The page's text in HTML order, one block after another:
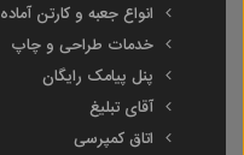
انواع جعبه و کارتن آماده
خدمات طراحی و چاپ
پنل پیامک رایگان
آقای تبلیغ
اتاق کمپرسی